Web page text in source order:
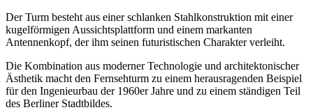
Der Turm besteht aus einer schlanken Stahlkonstruktion mit einer
kugelförmigen Aussichtsplattform und einem markanten
Antennenkopf, der ihm seinen futuristischen Charakter verleiht.
Die Kombination aus moderner Technologie und architektonischer
Ästhetik macht den Fernsehturm zu einem herausragenden Beispiel
für den Ingenieurbau der 1960er Jahre und zu einem ständigen Teil
des Berliner Stadtbildes.